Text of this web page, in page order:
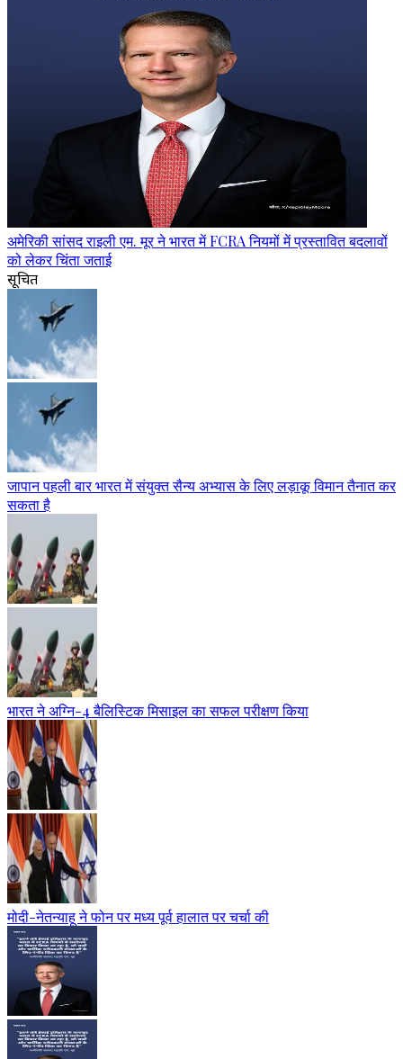
अमेरिकी सांसद राइली एम. मूर ने भारत में FCRA नियमों में प्रस्तावित बदलावों
को लेकर चिंता जताई
सूचित
जापान पहली बार भारत में संयुक्त सैन्य अभ्यास के लिए लड़ाकू विमान तैनात कर
सकता है
भारत ने अग्नि-4 बैलिस्टिक मिसाइल का सफल परीक्षण किया
मोदी-नेतन्याहू ने फोन पर मध्य पूर्व हालात पर चर्चा की